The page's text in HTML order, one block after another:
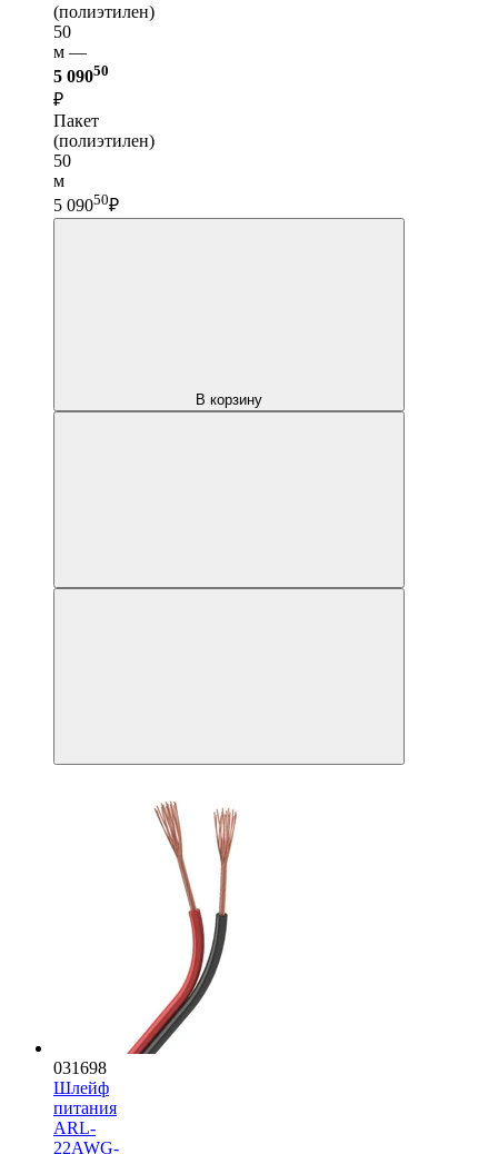
(полиэтилен)
50
м —
5 09050
₽
Пакет
(полиэтилен)
50
м
5 09050₽
В корзину
031698
Шлейф
питания
ARL-
22AWG-